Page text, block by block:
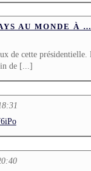
AU MONDE À
de cette présidentielle.
de [...]